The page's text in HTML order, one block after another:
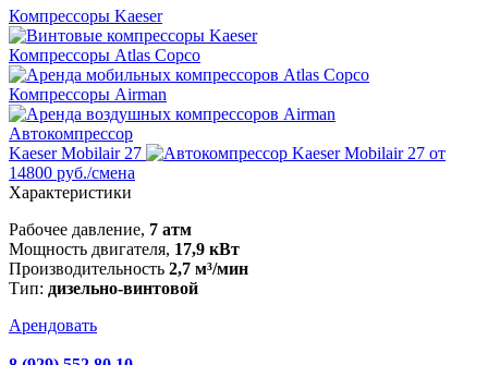
Компрессоры Kaeser
Компрессоры Atlas Copco
Компрессоры Airman
Автокомпрессор
Kaeser Mobilair 27
от
14800 руб./смена
Характеристики
Рабочее давление, 7 атм
Мощность двигателя, 17,9 кВт
Производительность 2,7 м³/мин
Тип: дизельно-винтовой
Арендовать